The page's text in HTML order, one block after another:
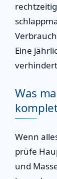
Eine
Was
Wenn
prüfe
und